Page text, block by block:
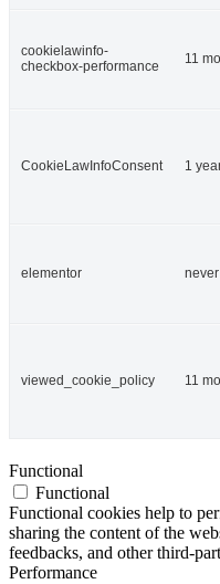
cookielawinfo-
checkbox-performance
11
CookieLawInfoConsent 1
elementor never
viewed_cookie_policy 11
Functional
Functional
Functional cookies help to
sharing the content of the
feedbacks, and other third-
Performance